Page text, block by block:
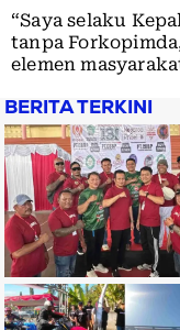
“Saya selaku
tanpa
elemen
BERITA TERKINI